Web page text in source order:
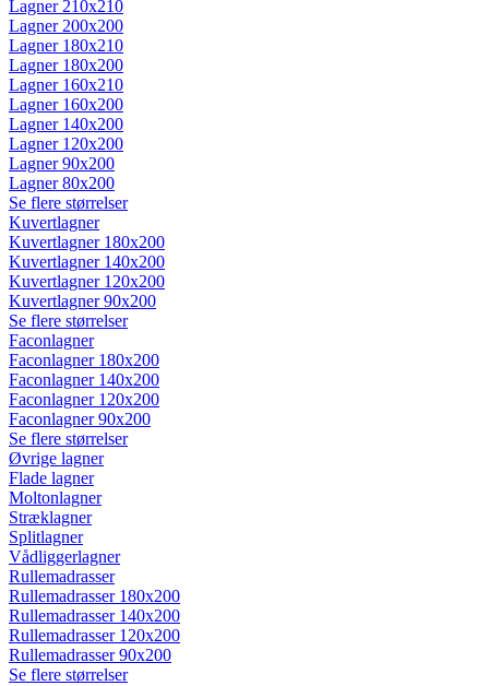
Lagner 210x210
Lagner 200x200
Lagner 180x210
Lagner 180x200
Lagner 160x210
Lagner 160x200
Lagner 140x200
Lagner 120x200
Lagner 90x200
Lagner 80x200
Se flere størrelser
Kuvertlagner
Kuvertlagner 180x200
Kuvertlagner 140x200
Kuvertlagner 120x200
Kuvertlagner 90x200
Se flere størrelser
Faconlagner
Faconlagner 180x200
Faconlagner 140x200
Faconlagner 120x200
Faconlagner 90x200
Se flere størrelser
Øvrige lagner
Flade lagner
Moltonlagner
Stræklagner
Splitlagner
Vådliggerlagner
Rullemadrasser
Rullemadrasser 180x200
Rullemadrasser 140x200
Rullemadrasser 120x200
Rullemadrasser 90x200
Se flere størrelser